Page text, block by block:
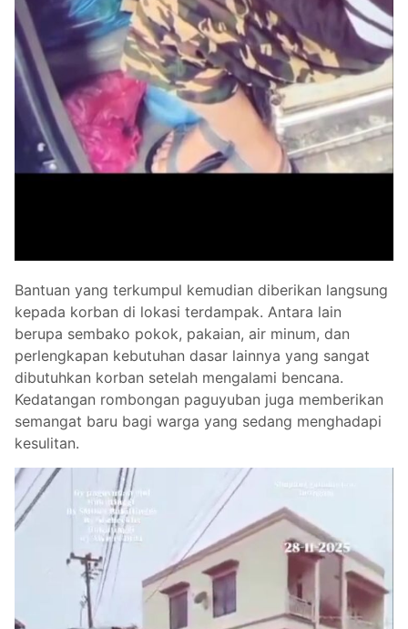
Bantuan yang terkumpul kemudian diberikan langsung
kepada korban di lokasi terdampak. Antara lain
berupa sembako pokok, pakaian, air minum, dan
perlengkapan kebutuhan dasar lainnya yang sangat
dibutuhkan korban setelah mengalami bencana.
Kedatangan rombongan paguyuban juga memberikan
semangat baru bagi warga yang sedang menghadapi
kesulitan.